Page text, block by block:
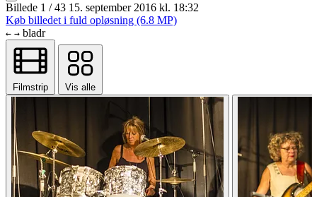
Billede 1 / 43 15. september 2016 kl. 18:32
Køb billedet i fuld opløsning (6.8 MP)
← → bladr
Filmstrip Vis alle